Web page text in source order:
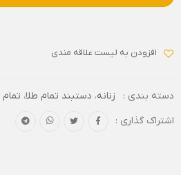
افزودن به لیست علاقه مندی
دسته بندی : زنانه، دستبند تمام طلا،
اشتراک گذاری :